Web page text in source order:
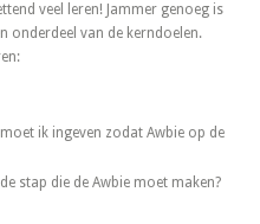
veel leren! Jammer genoeg is
onderdeel van de kerndoelen.
ik ingeven zodat Awbie op de
stap die de Awbie moet maken?